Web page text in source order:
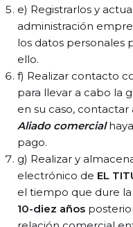
e) Registrarlos y
administración
los datos personales
ello.
f) Realizar contacto
para llevar a cabo la
en su caso, contactar
Aliado comercial
pago.
g) Realizar y
electrónico de EL
el tiempo que dure
10-diez años